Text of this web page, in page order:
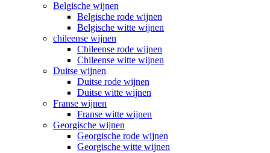
Belgische wijnen
Belgische rode wijnen
Belgische witte wijnen
chileense wijnen
Chileense rode wijnen
Chileense witte wijnen
Duitse wijnen
Duitse rode wijnen
Duitse witte wijnen
Franse wijnen
Franse witte wijnen
Georgische wijnen
Georgische rode wijnen
Georgische witte wijnen